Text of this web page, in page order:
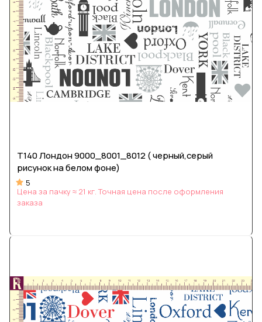
Т140 Лондон 9000_8001_8012 ( черный,серый
рисунок на белом фоне)
5
Цена за пачку ≈ 21 кг. Точная цена после оформления
заказа